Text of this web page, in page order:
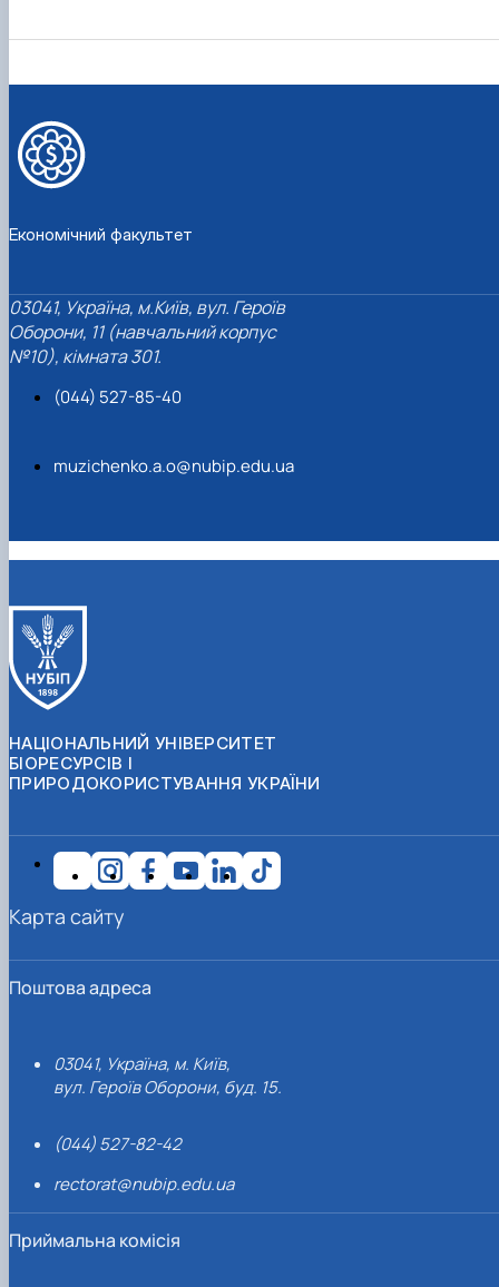
Економічний факультет
03041, Україна, м.Київ, вул. Героїв
Оборони, 11 (навчальний корпус
№10), кімната 301.
(044) 527-85-40
muzichenko.a.o@nubip.edu.ua
НАЦІОНАЛЬНИЙ УНІВЕРСИТЕТ
БІОРЕСУРСІВ І
ПРИРОДОКОРИСТУВАННЯ УКРАЇНИ
Поштова адреса
03041, Україна, м. Київ,
вул. Героїв Оборони, буд. 15.
(044) 527-82-42
rectorat@nubip.edu.ua
Приймальна комісія
Карта сайту